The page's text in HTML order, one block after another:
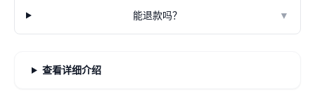
能退款吗？
▼
查看详细介绍